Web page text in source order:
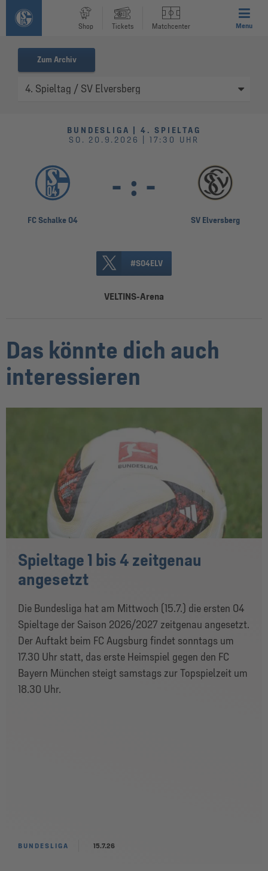
Shop Tickets Matchcenter Menu
Zum Archiv
BUNDESLIGA | 4. SPIELTAG
SO. 20.9.2026 | 17:30 UHR
FC Schalke 04
- : -
SV Elversberg
#S04ELV
VELTINS-Arena
Das könnte dich auch
interessieren
Spieltage 1 bis 4 zeitgenau
angesetzt
Die Bundesliga hat am Mittwoch (15.7.) die ersten 04
Spieltage der Saison 2026/2027 zeitgenau angesetzt.
Der Auftakt beim FC Augsburg findet sonntags um
17.30 Uhr statt, das erste Heimspiel gegen den FC
Bayern München steigt samstags zur Topspielzeit um
18.30 Uhr.
BUNDESLIGA 15.7.26